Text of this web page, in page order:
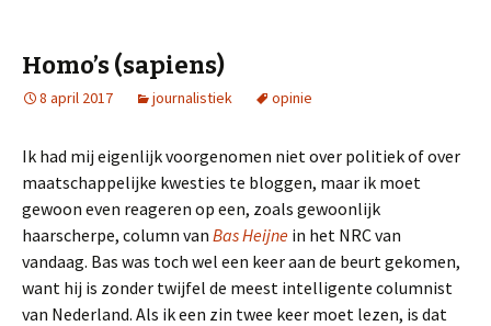
Homo’s (sapiens)
8 april 2017 journalistiek opinie
Ik had mij eigenlijk voorgenomen niet over politiek of over
maatschappelijke kwesties te bloggen, maar ik moet
gewoon even reageren op een, zoals gewoonlijk
haarscherpe, column van Bas Heijne in het NRC van
vandaag. Bas was toch wel een keer aan de beurt gekomen,
want hij is zonder twijfel de meest intelligente columnist
van Nederland. Als ik een zin twee keer moet lezen, is dat